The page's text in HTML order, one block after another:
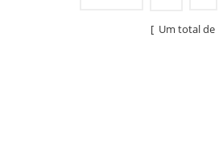
[ Um total de